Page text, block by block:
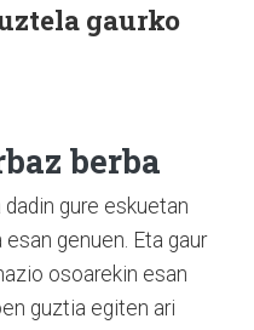
gaurko
berba
dadin gure eskuetan
genuen. Eta gaur
osoarekin esan
guztia egiten ari